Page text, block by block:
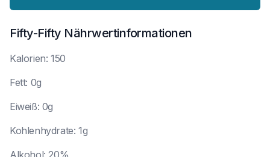
Fifty-Fifty Nährwertinformationen
Kalorien: 150
Fett: 0g
Eiweiß: 0g
Kohlenhydrate: 1g
Alkohol: 20%